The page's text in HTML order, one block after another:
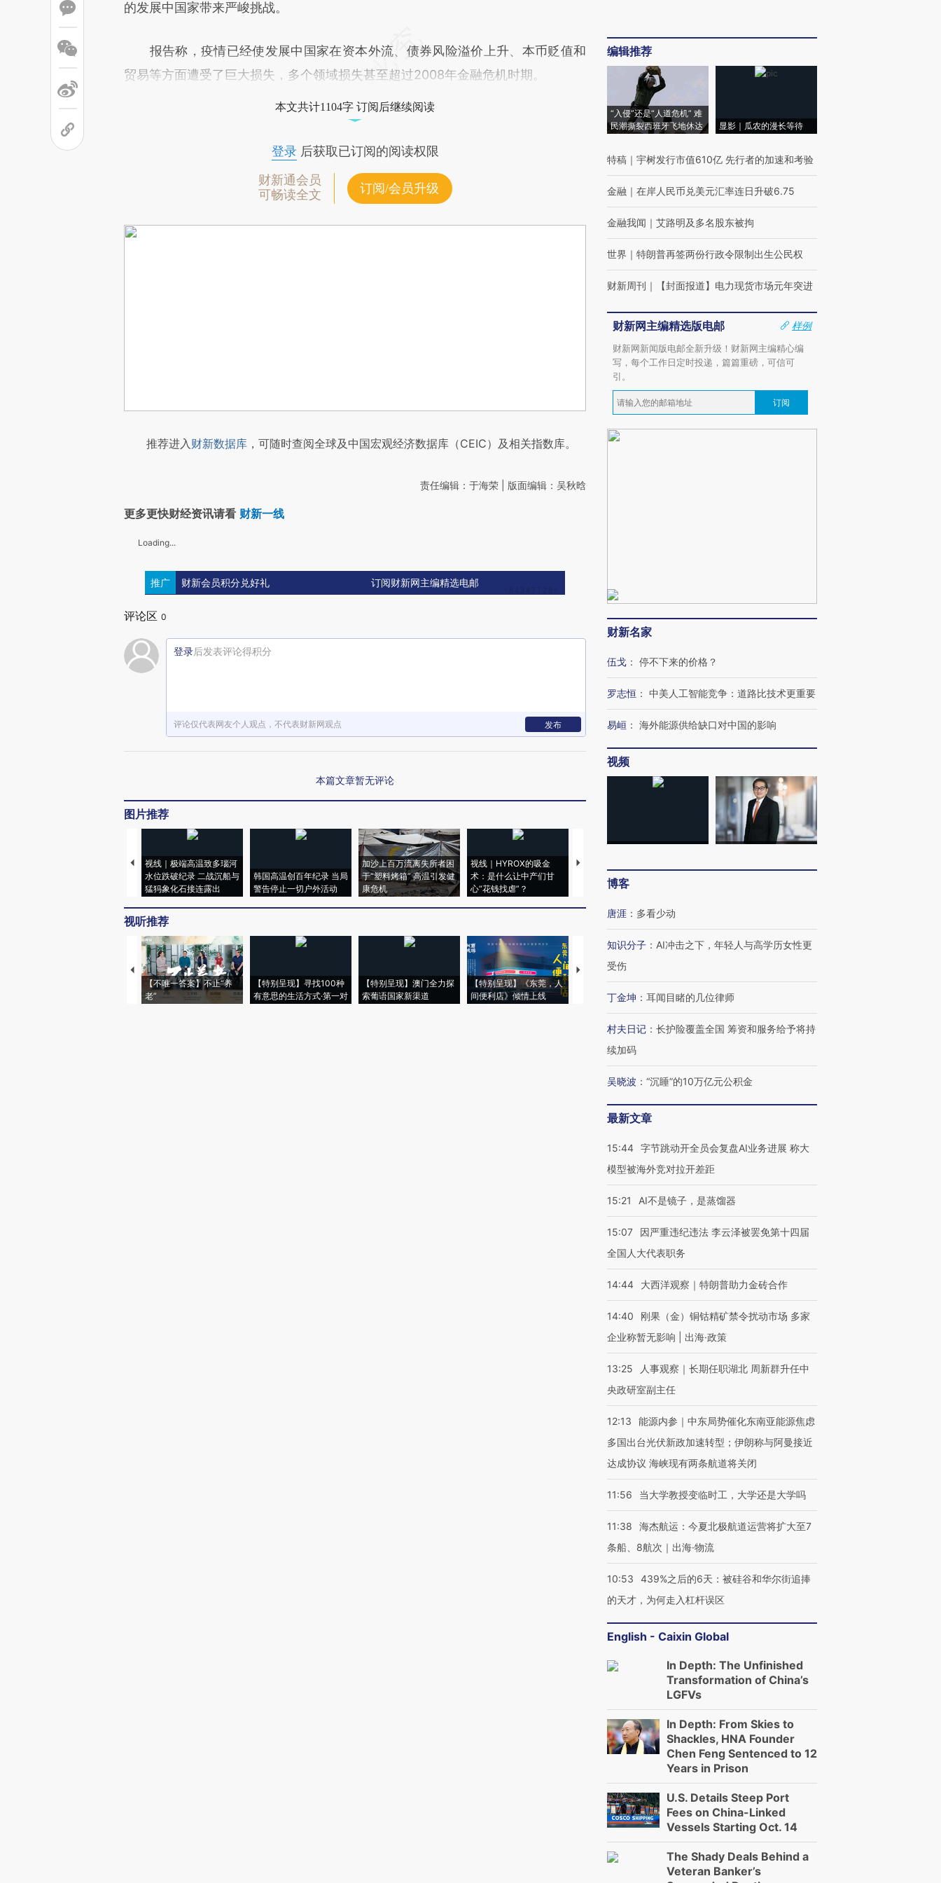
的发展中国家带来严峻挑战。
报告称，疫情已经使发展中国家在资本外流、债券风险溢价上升、本币贬值和
贸易等方面遭受了巨大损失，多个领域损失甚至超过2008年金融危机时期。
本文共计1104字 订阅后继续阅读
登录后获取已订阅的阅读权限
财新通会员
可畅读全文
订阅/会员升级
推荐进入财新数据库 ，可随时查阅全球及中国宏观经济数据库（CEIC）及相关指数库。
责任编辑：于海荣 | 版面编辑：吴秋晗
更多更快财经资讯请看 财新一线
Loading...
推广 财新会员积分兑好礼 订阅财新网主编精选电邮
评论区 0
登录后发表评论得积分
评论仅代表网友个人观点，不代表财新网观点 发布
本篇文章暂无评论
图片推荐
视线｜极端高温致多瑙河
水位跌破纪录 二战沉船与
猛犸象化石接连露出
韩国高温创百年纪录 当局
警告停止一切户外活动
加沙上百万流离失所者困
于“塑料烤箱” 高温引发健
康危机
视线｜HYROX的吸金
术：是什么让中产们甘
心“花钱找虐”？
马航飞行员跨国走私7万
粒摇头丸 尿检体内含3种
视听推荐
【不唯一答案】不止“养
老”
【特别呈现】寻找100种
有意思的生活方式·第一对
【特别呈现】澳门全力探
索葡语国家新渠道
【特别呈现】《东莞，人
间便利店》倾情上线
【推广】走进第四届链博
会，让数智科技“链”接产
【特别呈现】寻找100种
有意思的生活方式·第三对
CFO：不靠规模取胜，华
编辑推荐
“入侵”还是“人道危机” 难
民潮撕裂西班牙飞地休达
显影｜瓜农的漫长等待
特稿 ｜ 宇树发行市值610亿 先行者的加速和考验
金融 ｜ 在岸人民币兑美元汇率连日升破6.75
金融我闻 ｜ 艾路明及多名股东被拘
世界 ｜ 特朗普再签两份行政令限制出生公民权
财新周刊 ｜ 【封面报道】电力现货市场元年突进
财新网主编精选版电邮
样例
财新网新闻版电邮全新升级！财新网主编精心编
写，每个工作日定时投递，篇篇重磅，可信可
引。
订阅
财新名家
伍戈 ： 停不下来的价格？
罗志恒 ： 中美人工智能竞争：道路比技术更重要
易峘 ： 海外能源供给缺口对中国的影响
视频
博客
唐涯 ： 多看少动
知识分子 ： AI冲击之下，年轻人与高学历女性更
受伤
丁金坤 ： 耳闻目睹的几位律师
村夫日记 ： 长护险覆盖全国 筹资和服务给予将持
续加码
吴晓波 ： “沉睡”的10万亿元公积金
最新文章
15:44 字节跳动开全员会复盘AI业务进展 称大
模型被海外竞对拉开差距
15:21 AI不是镜子，是蒸馏器
15:07
因严重违纪违法 李云泽被罢免第十四届
全国人大代表职务
14:44 大西洋观察｜特朗普助力金砖合作
14:40
刚果（金）铜钴精矿禁令扰动市场 多家
企业称暂无影响 | 出海·政策
13:25
人事观察｜长期任职湖北 周新群升任中
央政研室副主任
12:13
能源内参｜中东局势催化东南亚能源焦虑
多国出台光伏新政加速转型；伊朗称与阿曼接近
达成协议 海峡现有两条航道将关闭
11:56 当大学教授变临时工，大学还是大学吗
11:38
海杰航运：今夏北极航道运营将扩大至7
条船、8航次｜出海·物流
10:53
439%之后的6天：被硅谷和华尔街追捧
的天才，为何走入杠杆误区
English - Caixin Global
In Depth: The Unfinished
Transformation of China’s
LGFVs
In Depth: From Skies to
Shackles, HNA Founder
Chen Feng Sentenced to 12
Years in Prison
U.S. Details Steep Port
Fees on China-Linked
Vessels Starting Oct. 14
The Shady Deals Behind a
Veteran Banker’s